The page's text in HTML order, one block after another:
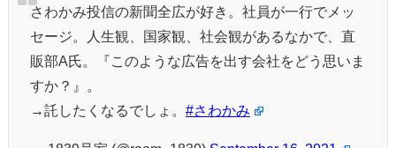
さわかみ投信の新聞全広が好き。社員が一行でメッ
セージ。人生観、国家観、社会観があるなかで、直
販部A氏。『このような広告を出す会社をどう思いま
すか？』。
→託したくなるでしょ。 #さわかみ